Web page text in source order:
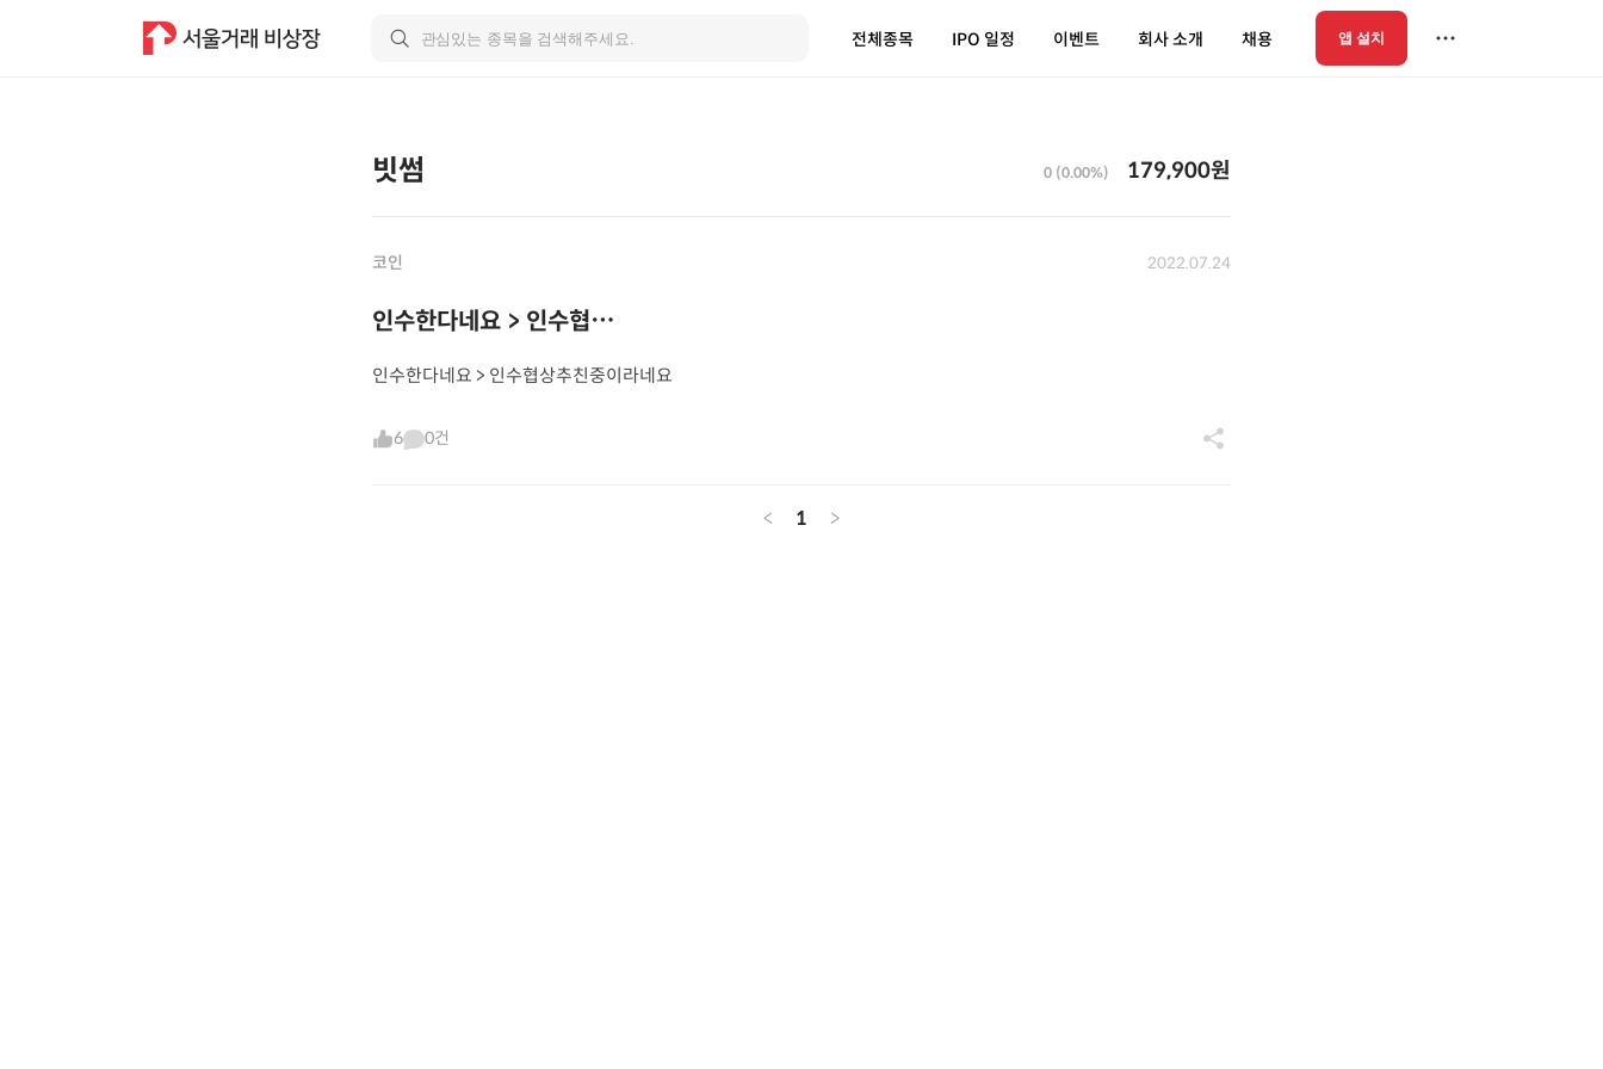
전체종목 IPO 일정 이벤트 회사 소개 채용 앱 설치
빗썸 0 (0.00%) 179,900원
코인 2022.07.24
인수한다네요 > 인수협⋯
인수한다네요 > 인수협상추친중이라네요
6 0건
< 1 >